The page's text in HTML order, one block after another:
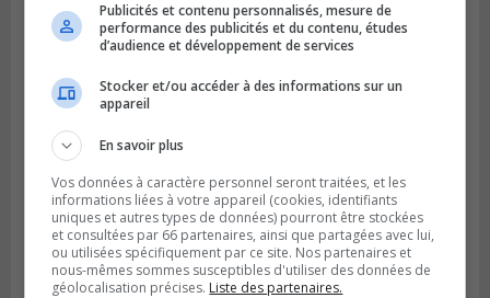
Publié le 5 août 2026 à 06h45
L’armée appelée à vérifier une grenade
trouvée dans un camping
Publicités et contenu personnalisés, mesure de
performance des publicités et du contenu, études
d’audience et développement de services
Stocker et/ou accéder à des informations sur un
appareil
En savoir plus
Vos données à caractère personnel seront traitées, et les
informations liées à votre appareil (cookies, identifiants
uniques et autres types de données) pourront être stockées
et consultées par 66 partenaires, ainsi que partagées avec lui,
ou utilisées spécifiquement par ce site. Nos partenaires et
nous-mêmes sommes susceptibles d'utiliser des données de
géolocalisation précises. Liste des partenaires.